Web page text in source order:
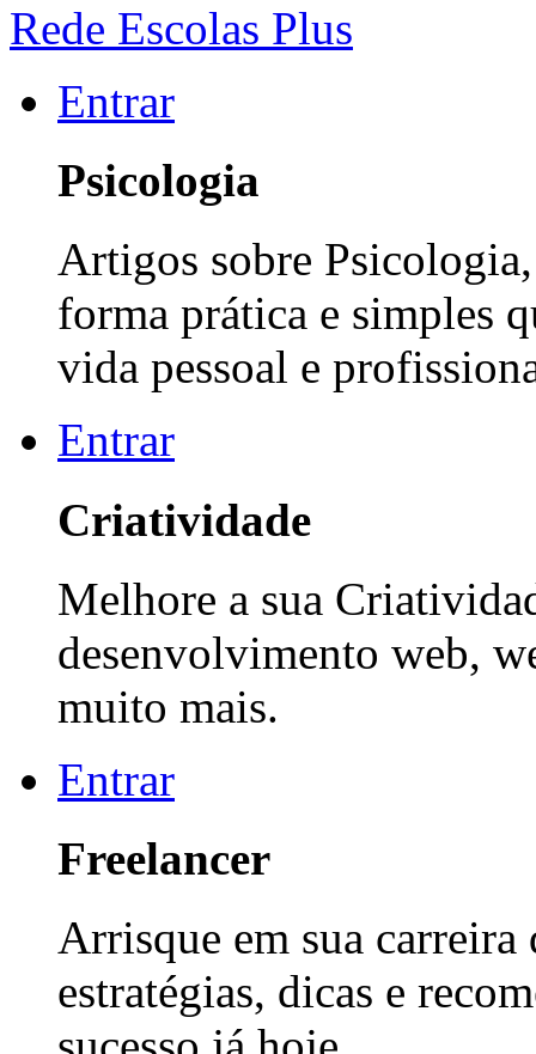
Rede Escolas Plus
Entrar
Psicologia
Artigos sobre
forma prática e simples
vida pessoal e
Entrar
Criatividade
Melhore a sua
desenvolvimento web,
muito mais.
Entrar
Freelancer
Arrisque em sua carreira
estratégias, dicas e